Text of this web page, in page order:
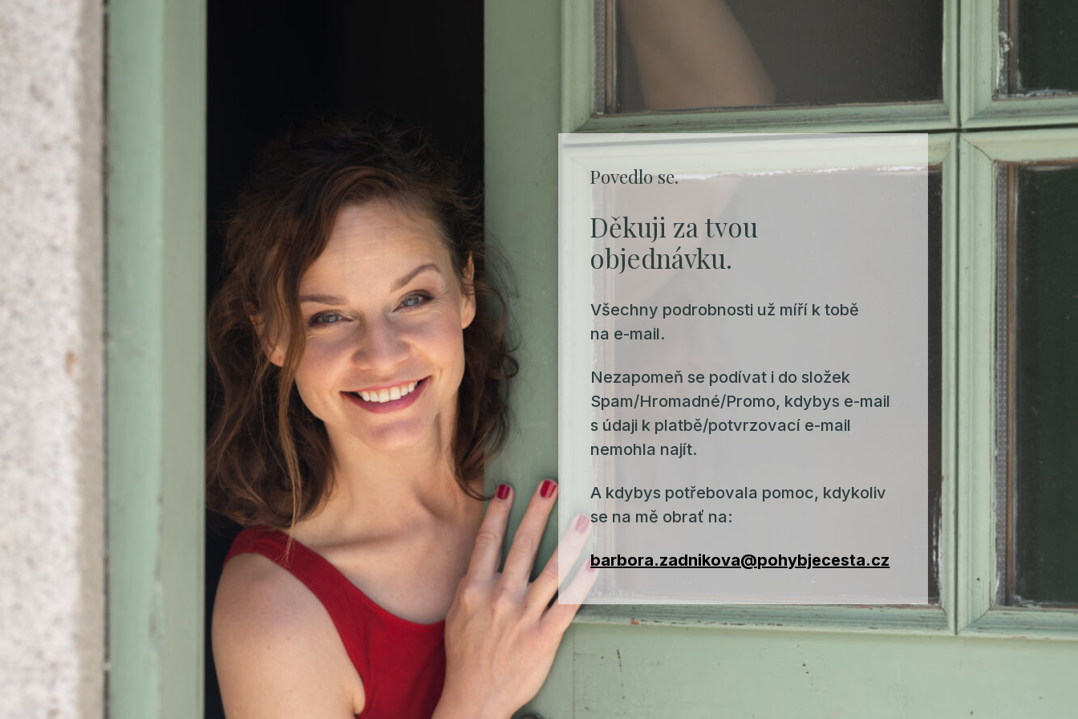
Povedlo se.
Děkuji za tvou
objednávku.
Všechny podrobnosti už míří k tobě
na e-mail.
Nezapomeň se podívat i do složek
Spam/Hromadné/Promo, kdybys e-mail
s údaji k platbě/potvrzovací e-mail
nemohla najít.
A kdybys potřebovala pomoc, kdykoliv
se na mě obrať na:
barbora.zadnikova@pohybjecesta.cz